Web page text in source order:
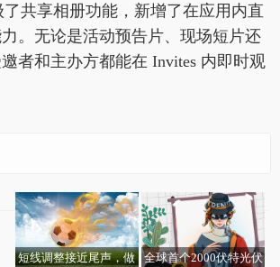
了共享相册功能，新增了在应用内直
。无论是活动预告片、现场短片还
者和主办方都能在 Invites 内即时观
短线调整接近尾声，做
全球首个2000伏特光伏